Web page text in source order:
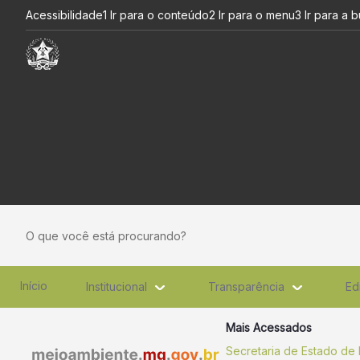
Pular para o Conteúdo principal
Projeto ClimAtiva é
Acessibilidade1 Ir para o conteúdo2 Ir para o menu3 Ir para a
O que você está procurando?
Início Institucional Transparência
Mais Acessados